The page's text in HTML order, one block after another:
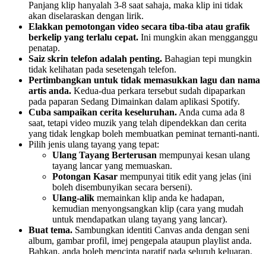
Panjang klip hanyalah 3-8 saat sahaja, maka klip ini tidak
akan diselaraskan dengan lirik.
Elakkan pemotongan video secara tiba-tiba atau grafik
berkelip yang terlalu cepat. Ini mungkin akan mengganggu
penatap.
Saiz skrin telefon adalah penting. Bahagian tepi mungkin
tidak kelihatan pada sesetengah telefon.
Pertimbangkan untuk tidak memasukkan lagu dan nama
artis anda. Kedua-dua perkara tersebut sudah dipaparkan
pada paparan Sedang Dimainkan dalam aplikasi Spotify.
Cuba sampaikan cerita keseluruhan. Anda cuma ada 8
saat, tetapi video muzik yang telah dipendekkan dan cerita
yang tidak lengkap boleh membuatkan peminat ternanti-nanti.
Pilih jenis ulang tayang yang tepat:
Ulang Tayang Berterusan mempunyai kesan ulang
tayang lancar yang memuaskan.
Potongan Kasar mempunyai titik edit yang jelas (ini
boleh disembunyikan secara berseni).
Ulang-alik memainkan klip anda ke hadapan,
kemudian menyongsangkan klip (cara yang mudah
untuk mendapatkan ulang tayang yang lancar).
Buat tema. Sambungkan identiti Canvas anda dengan seni
album, gambar profil, imej pengepala ataupun playlist anda.
Bahkan, anda boleh mencipta naratif pada seluruh keluaran.